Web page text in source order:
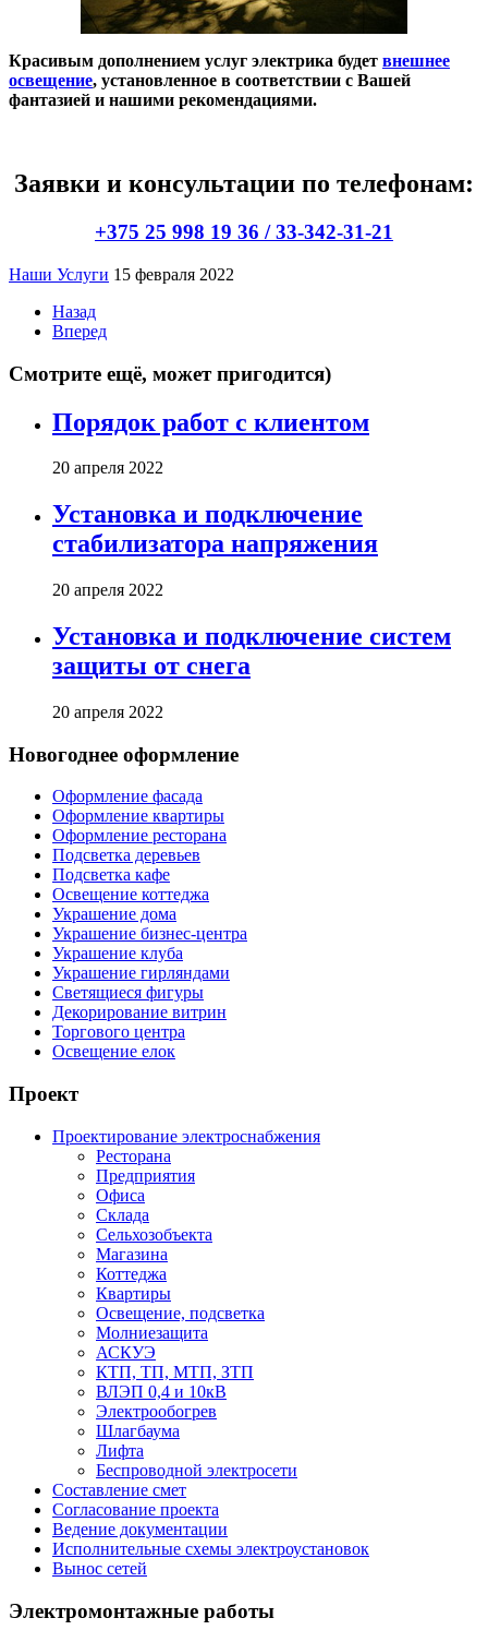
Красивым дополнением услуг электрика будет внешнее
освещение, установленное в соответствии с Вашей
фантазией и нашими рекомендациями.
Заявки и консультации по телефонам:
+375 25 998 19 36 / 33-342-31-21
Наши Услуги 15 февраля 2022
Назад
Вперед
Смотрите ещё, может пригодится)
Порядок работ с клиентом
20 апреля 2022
Установка и подключение
стабилизатора напряжения
20 апреля 2022
Установка и подключение систем
защиты от снега
20 апреля 2022
Новогоднее оформление
Оформление фасада
Оформление квартиры
Оформление ресторана
Подсветка деревьев
Подсветка кафе
Освещение коттеджа
Украшение дома
Украшение бизнес-центра
Украшение клуба
Украшение гирляндами
Светящиеся фигуры
Декорирование витрин
Торгового центра
Освещение елок
Проект
Проектирование электроснабжения
Ресторана
Предприятия
Офиса
Склада
Сельхозобъекта
Магазина
Коттеджа
Квартиры
Освещение, подсветка
Молниезащита
АСКУЭ
КТП, ТП, МТП, ЗТП
ВЛЭП 0,4 и 10кВ
Электрообогрев
Шлагбаума
Лифта
Беспроводной электросети
Составление смет
Согласование проекта
Ведение документации
Исполнительные схемы электроустановок
Вынос сетей
Электромонтажные работы